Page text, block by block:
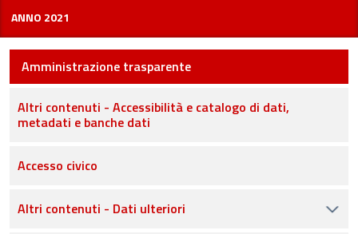
ANNO 2021
Amministrazione trasparente
Altri contenuti - Accessibilità e catalogo di dati,
metadati e banche dati
Accesso civico
Altri contenuti - Dati ulteriori